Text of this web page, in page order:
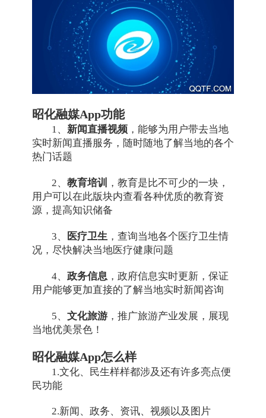
昭化融媒App功能
1、新闻直播视频 ，能够为用户带去当地
实时新闻直播服务，随时随地了解当地的各个
热门话题
2、教育培训 ，教育是比不可少的一块，
用户可以在此版块内查看各种优质的教育资
源，提高知识储备
3、 医疗卫生 ，查询当地各个医疗卫生情
况，尽快解决当地医疗健康问题
4、政务信息 ，政府信息实时更新，保证
用户能够更加直接的了解当地实时新闻咨询
5、文化旅游 ，推广旅游产业发展，展现
当地优美景色！
昭化融媒App怎么样
1.文化、民生样样都涉及还有许多亮点便
民功能
2.新闻、政务、资讯、视频以及图片